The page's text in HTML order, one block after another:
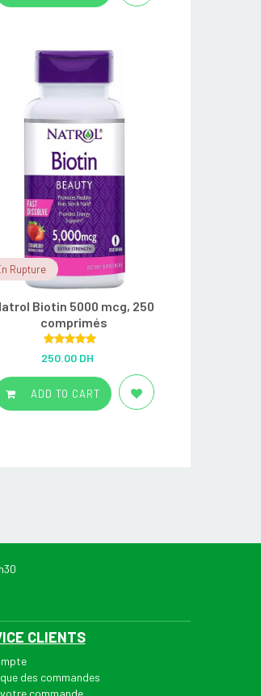
Rupture
Biotin 5000 mcg, 250
comprimés
Rated 5.00
out of 5
250.00 DH
ADD TO CART
CLIENTS
des commandes
commande